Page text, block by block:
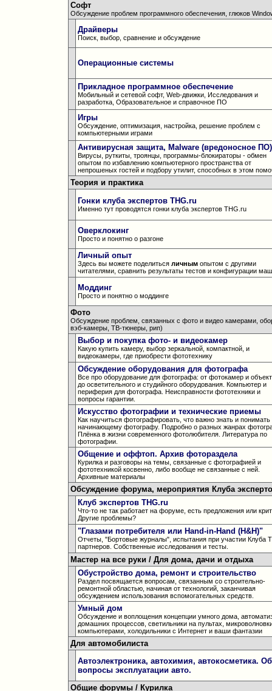
Софт
Обсуждение проблем программного обеспечения, глюков
Драйверы
Поиск, выбор, сравнение и обсуждение
Операционные системы
Прикладное программное обеспечение
Мобильный и сетевой софт, Web-движки, Исследования и
разработка, Образовательное и справочное ПО
Игры
Обсуждение, оптимизация, настройка, решение проблем с
компьютерными играми
Антивирусная защита, Malware (вредоносное ПО)
Вирусы, руткиты, троянцы, программы-блокираторы - обмен
опытом по избавлению компьютерного пространства от
непрошеных гостей и подбору утилит, способных в этом
Теория и практика
Гонки клуба экспертов THG.ru
Именно тут проводятся гонки клуба экспертов THG.ru
Оверклокинг
Просто и понятно о разгоне
Личный опыт
Здесь вы можете поделиться личнымопытом с другими
читателями, сравнить результаты тестов и конфигурации
Моддинг
Просто и понятно о моддинге
Фото
Обсуждение проблем, связанных с фото и видео камерами,
вэб-камеры, ТВ-тюнеры, рип)
Выбор и покупка фото- и видеокамер
Какую купить камеру, выбор зеркальной, компактной, и
видеокамеры, где приобрести фототехнику
Обсуждение оборудования для фотографа
Все про оборудование для фотографа: от фотокамер и
до осветительного и студийного оборудования. Компьютер и
периферия для фотографа. Неисправности фототехники и
вопросы гарантии.
Искусство фотографии и технические приемы
Как научиться фотографировать, что важно знать и понимать
начинающему фотографу. Подробно о разных жанрах
Плёнка в жизни современного фотолюбителя. Литература по
фотографии.
Общение и оффтоп. Архив фотораздела
Курилка и разговоры на темы, связанные с фотографией и
фототехникой косвенно, либо вообще не связанные с ней.
Архивные материалы
Обсуждение форума, мероприятия Клуба
Клуб экспертов THG.ru
Что-то не так работает на форуме, есть предложения или
Другие проблемы?
"Глазами потребителя или Hand-in-Hand (H&H)"
Отчеты, "Бортовые журналы", испытания при участии Клуба
партнеров. Собственные исследования и тесты.
Мастер на все руки / Для дома, дачи и отдыха
Обустройство дома, ремонт и строительство
Раздел посвящается вопросам, связанным со строительно-
ремонтной областью, начиная от технологий, заканчивая
обсуждением использования вспомогательных средств.
Умный дом
Обсуждение и воплощения концепции умного дома,
домашних процессов, светильники на пультах,
компьютерами, холодильники с Интернет и ваши фантазии
Для автомобилиста
Автоэлектроника, автохимия, автокосметика.
вопросы эксплуатации авто.
Общие форумы / Курилка